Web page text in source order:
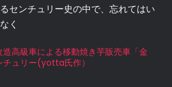
センチュリー史の中で、忘れてはい
く
造高級車による移動焼き芋販売車「金
チュリー(yotta氏作）